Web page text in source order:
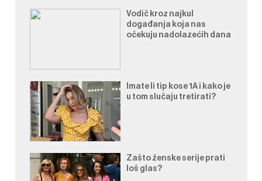
Vodič kroz najkul
događanja koja nas
očekuju nadolazećih dana
Imate li tip kose 1A i kako je
u tom slučaju tretirati?
Zašto ženske serije prati
loš glas?